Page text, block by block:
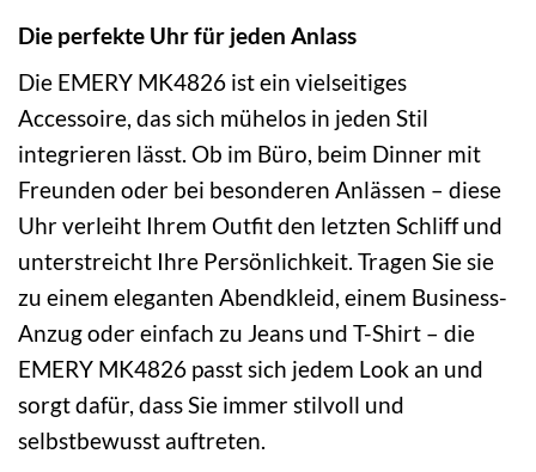
Die perfekte Uhr für jeden Anlass
Die EMERY MK4826 ist ein vielseitiges
Accessoire, das sich mühelos in jeden Stil
integrieren lässt. Ob im Büro, beim Dinner mit
Freunden oder bei besonderen Anlässen – diese
Uhr verleiht Ihrem Outfit den letzten Schliff und
unterstreicht Ihre Persönlichkeit. Tragen Sie sie
zu einem eleganten Abendkleid, einem Business-
Anzug oder einfach zu Jeans und T-Shirt – die
EMERY MK4826 passt sich jedem Look an und
sorgt dafür, dass Sie immer stilvoll und
selbstbewusst auftreten.